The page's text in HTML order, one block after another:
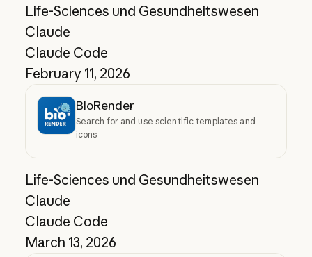
Life-Sciences und Gesundheitswesen
Claude
Claude Code
February 11, 2026
BioRender
Search for and use scientific templates and
icons
Life-Sciences und Gesundheitswesen
Claude
Claude Code
March 13, 2026